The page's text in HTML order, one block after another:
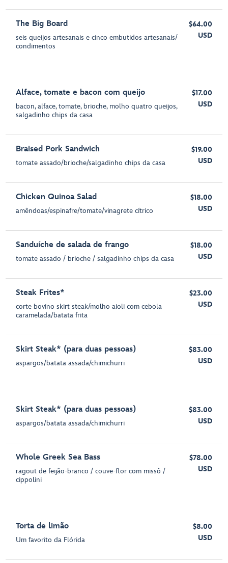
The Big Board
seis queijos artesanais e cinco embutidos artesanais/
condimentos
$64.00
USD
Alface, tomate e bacon com queijo
bacon, alface, tomate, brioche, molho quatro queijos,
salgadinho chips da casa
$17.00
USD
Braised Pork Sandwich
tomate assado/brioche/salgadinho chips da casa
$19.00
USD
Chicken Quinoa Salad
amêndoas/espinafre/tomate/vinagrete cítrico
$18.00
USD
Sanduíche de salada de frango
tomate assado / brioche / salgadinho chips da casa
$18.00
USD
Steak Frites*
corte bovino skirt steak/molho aioli com cebola
caramelada/batata frita
$23.00
USD
Skirt Steak* (para duas pessoas)
aspargos/batata assada/chimichurri
$83.00
USD
Skirt Steak* (para duas pessoas)
aspargos/batata assada/chimichurri
$83.00
USD
Whole Greek Sea Bass
ragout de feijão-branco / couve-flor com missô /
cippolini
$78.00
USD
Torta de limão
Um favorito da Flórida
$8.00
USD